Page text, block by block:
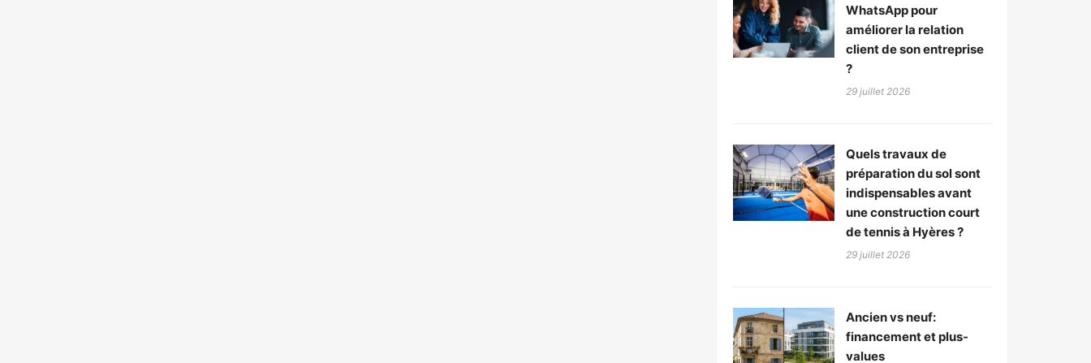
WhatsApp pour
améliorer la relation
client de son entreprise
?
29 juillet 2026
Quels travaux de
préparation du sol sont
indispensables avant
une construction court
de tennis à Hyères ?
29 juillet 2026
Ancien vs neuf:
financement et plus-
values